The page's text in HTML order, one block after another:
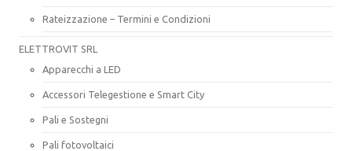
Rateizzazione – Termini e Condizioni
ELETTROVIT SRL
Apparecchi a LED
Accessori Telegestione e Smart City
Pali e Sostegni
Pali fotovoltaici